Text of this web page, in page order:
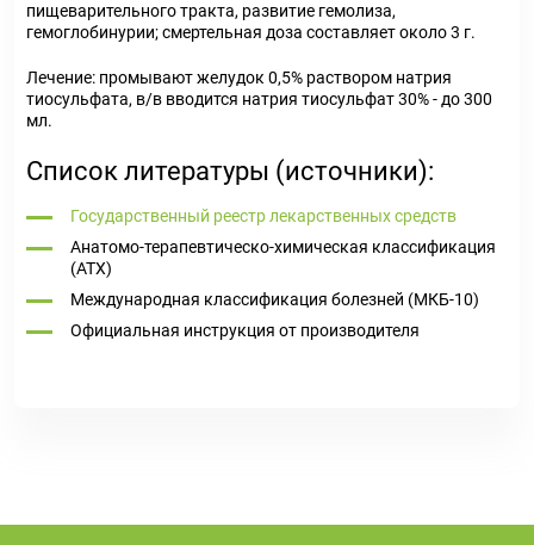
пищеварительного тракта, развитие гемолиза,
гемоглобинурии; смертельная доза составляет около 3 г.
Лечение: промывают желудок 0,5% раствором натрия
тиосульфата, в/в вводится натрия тиосульфат 30% - до 300
мл.
Список литературы (источники):
Государственный реестр лекарственных средств
Анатомо-терапевтическо-химическая классификация
(ATX)
Международная классификация болезней (МКБ-10)
Официальная инструкция от производителя